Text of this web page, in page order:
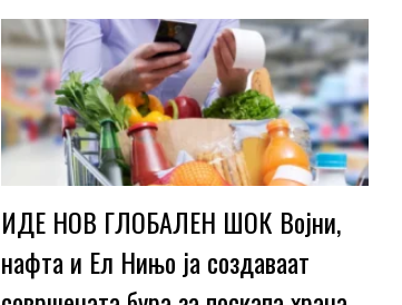
ИДЕ НОВ ГЛОБАЛЕН ШОК Војни,
нафта и Ел Нињо ја создаваат